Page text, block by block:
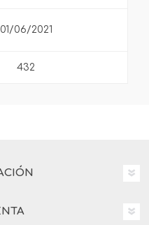
01/06/2021
432